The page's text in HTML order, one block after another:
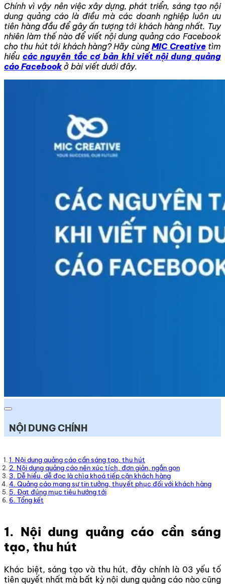
Chính vì vậy nên việc xây dựng, phát triển, sáng tạo nội
dung quảng cáo là điều mà các doanh nghiệp luôn ưu
tiên hàng đầu để gây ấn tượng tới khách hàng nhất. Tuy
nhiên làm thế nào để viết nội dung quảng cáo Facebook
cho thu hút tới khách hàng? Hãy cùngMIC Creativetìm
hiểu các nguyên tắc cơ bản khi viết nội dung quảng
cáo Facebookở bài viết dưới đây.
NỘI DUNG CHÍNH
1. Nội dung quảng cáo cần sáng tạo, thu hút
2. Nội dung quảng cáo nên xúc tích, đơn giản, ngắn gọn
3. Dễ hiểu, dễ đọc là chìa khoá tiếp cận khách hàng
4. Quảng cáo mang sự tin tưởng, thuyết phục đối với khách hàng
5. Đạt đúng mục tiêu hướng tới
6. Tổng kết
1. Nội dung quảng cáo cần sáng
tạo, thu hút
Khác biệt, sáng tạo và thu hút, đây chính là 03 yếu tố
tiên quyết nhất mà bất kỳ nội dung quảng cáo nào cũng